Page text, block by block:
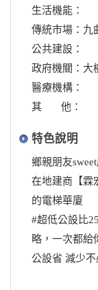
生活機能：
傳統市場：九
公共建設：
政府機關：大
醫療機構：
其 他：
特色說明
鄉親朋友
在地建商【霖
的電梯華廈
#超低公設比
略，一次都給
公設省 減少